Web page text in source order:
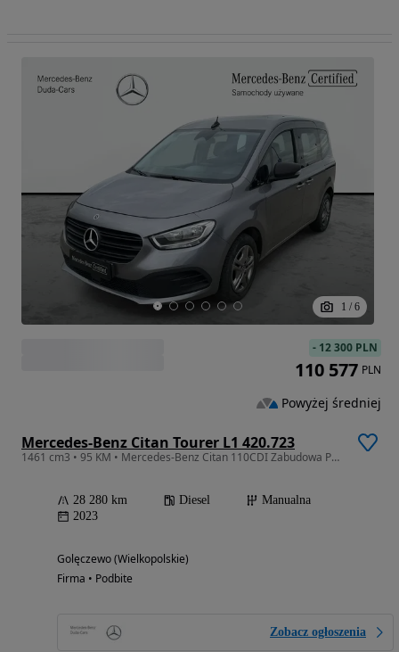
1 / 6
Mercedes-Benz Citan Tourer L1 420.723
1461 cm3 • 95 KM • Mercedes-Benz Citan 110CDI Zabudowa PFRON Mbux Navi Kamera S Duda Cars
28 280 km Diesel
Manualna
2023
Golęczewo (Wielkopolskie)
Firma • Podbite
Zobacz ogłoszenia
- 12 300 PLN
110 577 PLN
Powyżej średniej